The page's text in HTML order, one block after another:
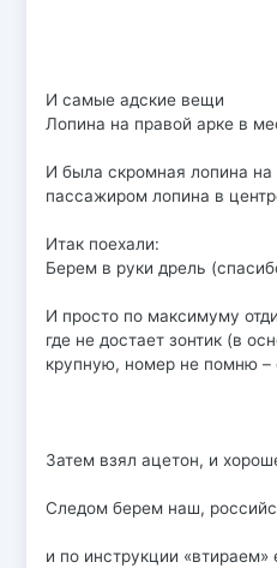
И самые адские вещи
Лопина на правой арке в
И была скромная лопина
пассажиром лопина в
Итак поехали:
Берем в руки дрель
И просто по максимуму
где не достает зонтик (в
крупную, номер не помню –
Затем взял ацетон, и
Следом берем наш,
и по инструкции